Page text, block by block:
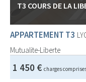
T3 COURS DE LA
APPARTEMENT T3
Mutualite-Liberte
1 450 € charges